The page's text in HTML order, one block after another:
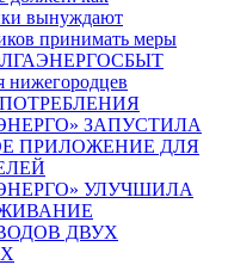
вынуждают
принимать меры
нижегородцев
ЗАПУСТИЛА
ПРИЛОЖЕНИЕ ДЛЯ
УЛУЧШИЛА
ДВУХ